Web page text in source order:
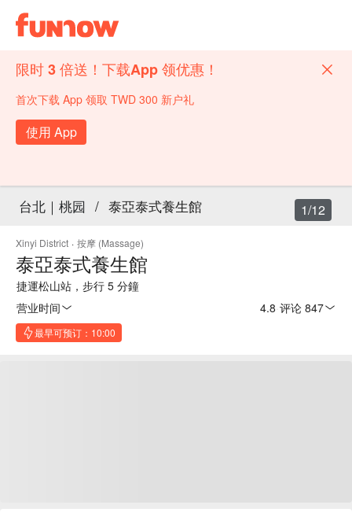
限时 3 倍送！下载App 领优惠！
首次下载 App 领取 TWD 300 新户礼
使用 App
台北｜桃园 / 泰亞泰式養生館
Xinyi District · 按摩 (Massage)
泰亞泰式養生館
捷運松山站，步行 5 分鐘
营业时间
4.8 评论 847
最早可预订：10:00
1/12